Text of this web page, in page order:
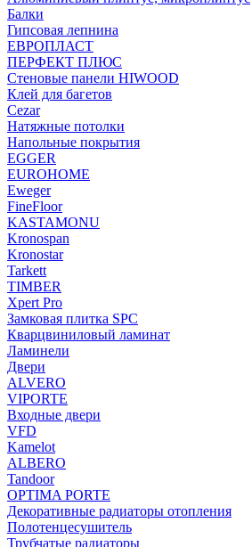
Балки
Гипсовая лепнина
ЕВРОПЛАСТ
ПЕРФЕКТ ПЛЮС
Стеновые панели HIWOOD
Клей для багетов
Cezar
Натяжные потолки
Напольные покрытия
EGGER
EUROHOME
Eweger
FineFloor
KASTAMONU
Kronospan
Kronostar
Tarkett
TIMBER
Xpert Pro
Замковая плитка SPC
Кварцвиниловый ламинат
Ламинели
Двери
ALVERO
VIPORTE
Входные двери
VFD
Kamelot
ALBERO
Tandoor
OPTIMA PORTE
Декоративные радиаторы отопления
Полотенцесушитель
Трубчатые радиаторы